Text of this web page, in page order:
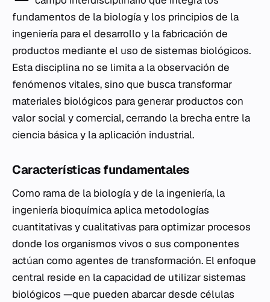
fundamentos de la biología y los principios de la
ingeniería para el desarrollo y la fabricación de
productos mediante el uso de sistemas biológicos.
Esta disciplina no se limita a la observación de
fenómenos vitales, sino que busca transformar
materiales biológicos para generar productos con
valor social y comercial, cerrando la brecha entre la
ciencia básica y la aplicación industrial.
Características fundamentales
Como rama de la biología y de la ingeniería, la
ingeniería bioquímica aplica metodologías
cuantitativas y cualitativas para optimizar procesos
donde los organismos vivos o sus componentes
actúan como agentes de transformación. El enfoque
central reside en la capacidad de utilizar sistemas
biológicos —que pueden abarcar desde células